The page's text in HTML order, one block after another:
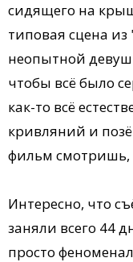
сидящего на
типовая сцена
неопытной
чтобы всё было
как-то всё
кривляний и
фильм смотришь,
Интересно, что
заняли всего 44
просто